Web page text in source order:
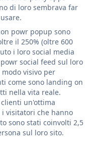
di loro sembrava far
powr popup sono
il 250% (oltre 600
i loro social media
social feed sul loro
visivo per
come sono landing on
nella vita reale.
un'ottima
visitatori che hanno
sono stati coinvolti 2,5
sul loro sito.